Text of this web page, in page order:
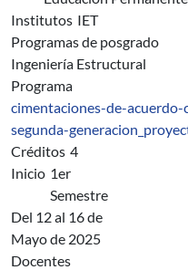
Institutos IET
Programas de posgrado
Ingeniería Estructural
Programa
cimentaciones-de-
segunda-
Créditos 4
Inicio 1er
Semestre
Del 12 al 16 de
Mayo de 2025
Docentes